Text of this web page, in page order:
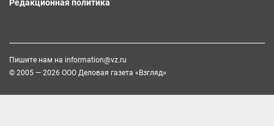
Редакционная политика
Пишите нам на information@vz.ru
© 2005 — 2026 ООО Деловая газета «Взгляд»